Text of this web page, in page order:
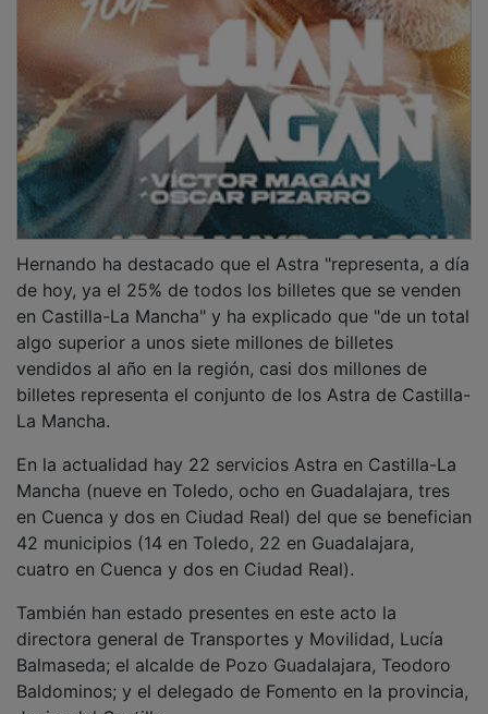
de hoy, ya el 25% de todos los billetes que se venden
en Castilla-La Mancha" y ha explicado que "de un total
algo superior a unos siete millones de billetes
vendidos al año en la región, casi dos millones de
billetes representa el conjunto de los Astra de Castilla-
La Mancha.
Mancha (nueve en Toledo, ocho en Guadalajara, tres
en Cuenca y dos en Ciudad Real) del que se benefician
42 municipios (14 en Toledo, 22 en Guadalajara,
cuatro en Cuenca y dos en Ciudad Real).
directora general de Transportes y Movilidad, Lucía
Balmaseda; el alcalde de Pozo Guadalajara, Teodoro
Baldominos; y el delegado de Fomento en la provincia,
Javier del Castillo.